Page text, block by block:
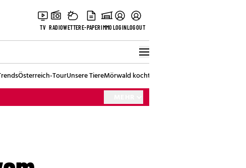
TV RADIOWETTERE-PAPERIMMOLOGINLOGOUT
Österreich-TourUnsere TiereMörwald kocht